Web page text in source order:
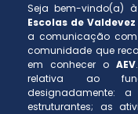
Seja bem-vindo(a)
Escolas de Valdevez
a comunicação
comunidade que
em conhecer o AEV
relativa ao
designadamente:
estruturantes; as